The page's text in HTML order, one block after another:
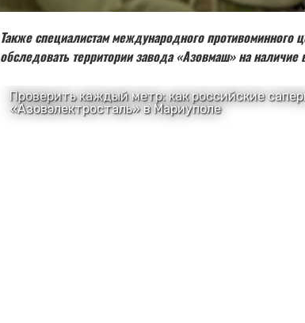
Также специалистам международного противоминного
обследовать территории завода «Азовмаш» на